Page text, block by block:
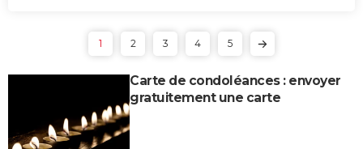
1 2 3 4 5
Carte de condoléances : envoyer
gratuitement une carte